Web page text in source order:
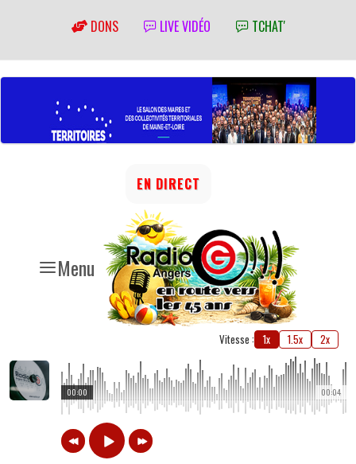
DONS LIVE VIDÉO TCHAT'
Menu
EN DIRECT
Vitesse : 1x 1.5x 2x
00:04
00:00